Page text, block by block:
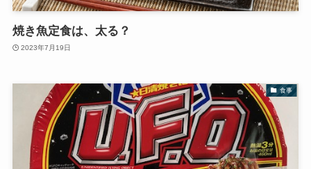
焼き魚定食は、太る？
2023年7月19日
食事